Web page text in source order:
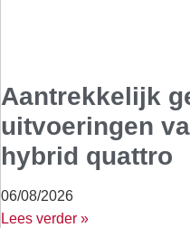
Aantrekkelijk
uitvoeringen
hybrid quattro
06/08/2026
Lees verder »